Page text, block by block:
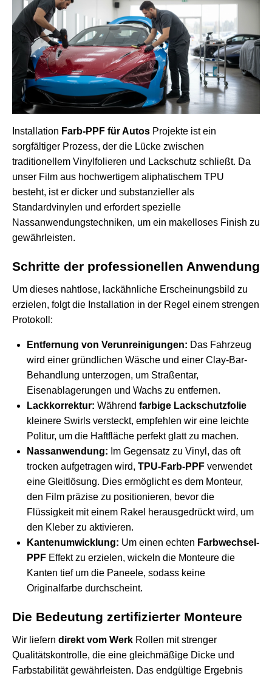
Installation Farb-PPF für Autos Projekte ist ein
sorgfältiger Prozess, der die Lücke zwischen
traditionellem Vinylfolieren und Lackschutz schließt. Da
unser Film aus hochwertigem aliphatischem TPU
besteht, ist er dicker und substanzieller als
Standardvinylen und erfordert spezielle
Nassanwendungstechniken, um ein makelloses Finish zu
gewährleisten.
Schritte der professionellen Anwendung
Um dieses nahtlose, lackähnliche Erscheinungsbild zu
erzielen, folgt die Installation in der Regel einem strengen
Protokoll:
Entfernung von Verunreinigungen: Das Fahrzeug
wird einer gründlichen Wäsche und einer Clay-Bar-
Behandlung unterzogen, um Straßentar,
Eisenablagerungen und Wachs zu entfernen.
Lackkorrektur: Während farbige Lackschutzfolie
kleinere Swirls versteckt, empfehlen wir eine leichte
Politur, um die Haftfläche perfekt glatt zu machen.
Nassanwendung: Im Gegensatz zu Vinyl, das oft
trocken aufgetragen wird, TPU-Farb-PPF verwendet
eine Gleitlösung. Dies ermöglicht es dem Monteur,
den Film präzise zu positionieren, bevor die
Flüssigkeit mit einem Rakel herausgedrückt wird, um
den Kleber zu aktivieren.
Kantenumwicklung: Um einen echten Farbwechsel-
PPF Effekt zu erzielen, wickeln die Monteure die
Kanten tief um die Paneele, sodass keine
Originalfarbe durchscheint.
Die Bedeutung zertifizierter Monteure
Wir liefern direkt vom Werk Rollen mit strenger
Qualitätskontrolle, die eine gleichmäßige Dicke und
Farbstabilität gewährleisten. Das endgültige Ergebnis